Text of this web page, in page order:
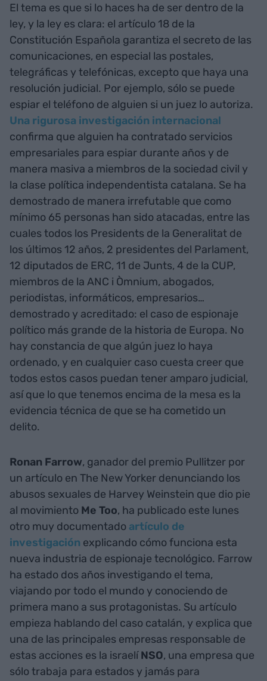
El tema es que si lo haces ha de ser dentro de la
ley, y la ley es clara: el artículo 18 de la
Constitución Española garantiza el secreto de las
comunicaciones, en especial las postales,
telegráficas y telefónicas, excepto que haya una
resolución judicial. Por ejemplo, sólo se puede
espiar el teléfono de alguien si un juez lo autoriza.
Una rigurosa investigación internacional
confirma que alguien ha contratado servicios
empresariales para espiar durante años y de
manera masiva a miembros de la sociedad civil y
la clase política independentista catalana. Se ha
demostrado de manera irrefutable que como
mínimo 65 personas han sido atacadas, entre las
cuales todos los Presidents de la Generalitat de
los últimos 12 años, 2 presidentes del Parlament,
12 diputados de ERC, 11 de Junts, 4 de la CUP,
miembros de la ANC i Òmnium, abogados,
periodistas, informáticos, empresarios…
demostrado y acreditado: el caso de espionaje
político más grande de la historia de Europa. No
hay constancia de que algún juez lo haya
ordenado, y en cualquier caso cuesta creer que
todos estos casos puedan tener amparo judicial,
así que lo que tenemos encima de la mesa es la
evidencia técnica de que se ha cometido un
delito.
Ronan Farrow, ganador del premio Pullitzer por
un artículo en The New Yorker denunciando los
abusos sexuales de Harvey Weinstein que dio pie
al movimiento Me Too, ha publicado este lunes
otro muy documentadoartículo de
investigación explicando cómo funciona esta
nueva industria de espionaje tecnológico. Farrow
ha estado dos años investigando el tema,
viajando por todo el mundo y conociendo de
primera mano a sus protagonistas. Su artículo
empieza hablando del caso catalán, y explica que
una de las principales empresas responsable de
estas acciones es la israelíNSO, una empresa que
sólo trabaja para estados y jamás para